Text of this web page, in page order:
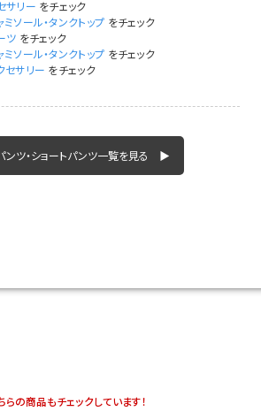
サリー をチェック
ミソール・タンクトップ をチェック
ツ をチェック
ミソール・タンクトップ をチェック
セサリー をチェック
ンツ・ショートパンツ一覧を見る ▶
の商品もチェックしています！